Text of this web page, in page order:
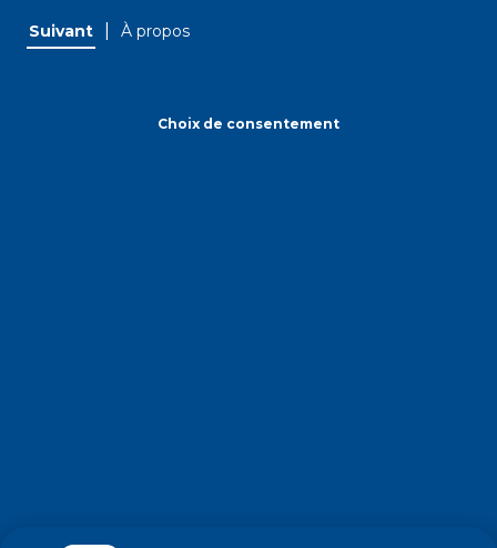
Suivant À propos
Choix de consentement